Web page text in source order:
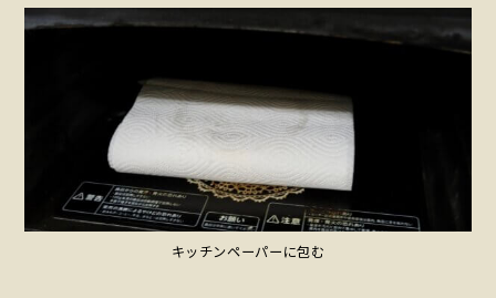
キッチンペーパーに包む